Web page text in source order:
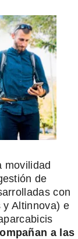
movilidad
de
con
Altinnova) e
a las